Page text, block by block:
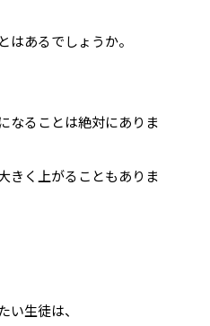
はあるでしょうか。
なることは絶対にありま
きく上がることもありま
生徒は、